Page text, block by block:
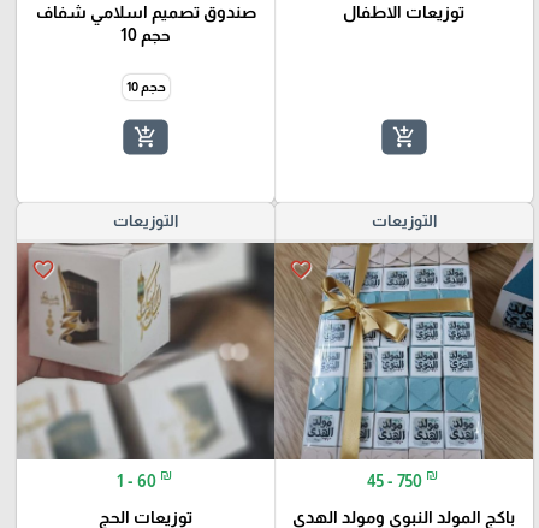
توزيعات الاطفال
add_shopping_cart
صندوق تصميم اسلامي شفاف
حجم 10
حجم 10
add_shopping_cart
التوزيعات
favorite_border
45 - 750 ₪
باكج المولد النبوي ومولد الهدى
التوزيعات
favorite_border
1 - 60 ₪
توزيعات الحج